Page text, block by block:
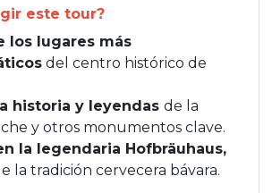
este tour?
los lugares más
del centro histórico de
historia y leyendas de la
y otros monumentos clave.
la legendaria Hofbräuhaus,
la tradición cervecera bávara.